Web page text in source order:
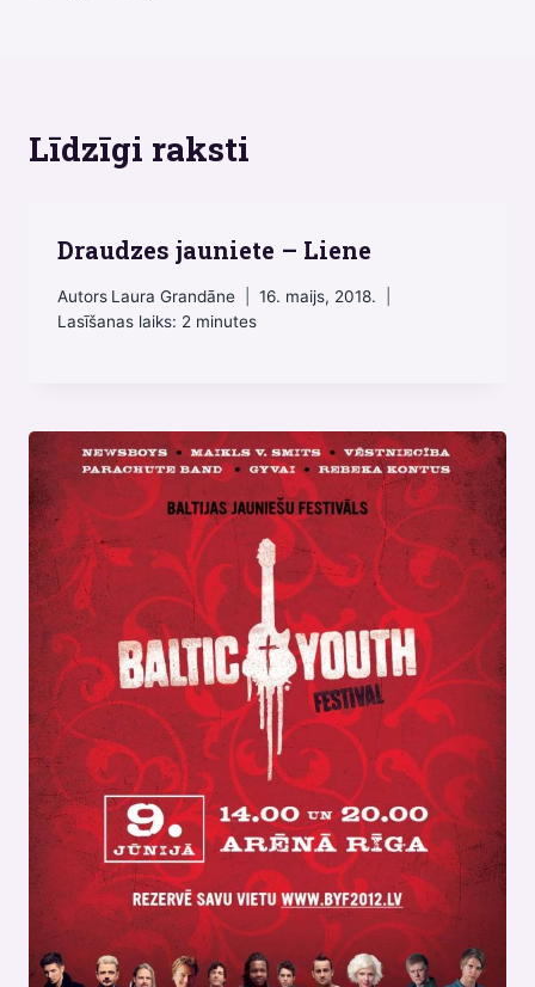
Līdzīgi raksti
Draudzes jauniete – Liene
Autors Laura Grandāne
16. maijs, 2018.
Lasīšanas laiks: 2 minutes